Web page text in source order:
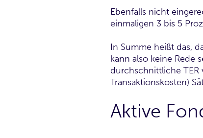
Ebenfalls nicht
einmaligen 3 bis 5
In Summe heißt das,
kann also keine Rede
durchschnittliche TER
Transaktionskosten)
Aktive